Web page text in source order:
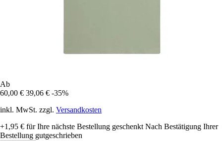
Ab
60,00 € 39,06 € -35%
inkl. MwSt. zzgl. Versandkosten
+1,95 € für Ihre nächste Bestellung geschenkt Nach Bestätigung Ihrer
Bestellung gutgeschrieben